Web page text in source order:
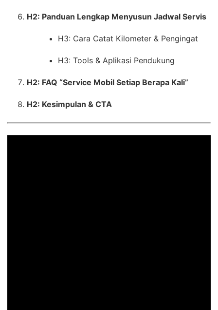
H2: Panduan Lengkap Menyusun Jadwal Servis
H3: Cara Catat Kilometer & Pengingat
H3: Tools & Aplikasi Pendukung
H2: FAQ “Service Mobil Setiap Berapa Kali”
H2: Kesimpulan & CTA